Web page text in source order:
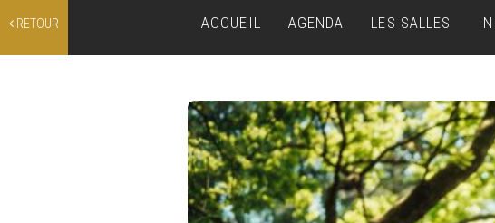
RETOUR ACCUEIL AGENDA LES SALLES